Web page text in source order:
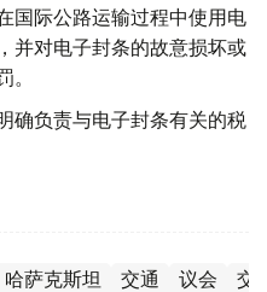
国际公路运输过程中使用电
并对电子封条的故意损坏或
确负责与电子封条有关的税
哈萨克斯坦 交通 议会 交